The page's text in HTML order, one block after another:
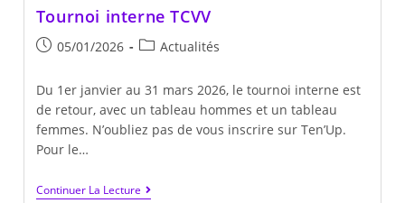
(40-
Tournoi interne TCVV
Publication
05/01/2026
PostActualités
Du 1er janvier au 31 mars 2026, le tournoi interne est
de retour, avec un tableau hommes et un tableau
femmes. N’oubliez pas de vous inscrire sur Ten’Up.
Pour le…
Continuer La LectureTournoi